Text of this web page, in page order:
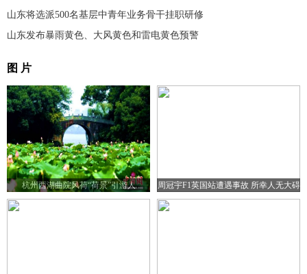
山东将选派500名基层中青年业务骨干挂职研修
山东发布暴雨黄色、大风黄色和雷电黄色预警
图 片
杭州西湖曲院风荷“荷景”引游人 周冠宇F1英国站遭遇事故 所幸人无大碍